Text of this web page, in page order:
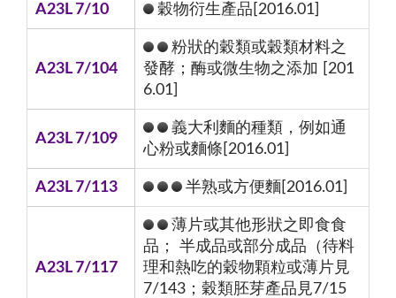
A23L 7/10 穀物衍生產品[2016.01]
A23L 7/104
粉狀的穀類或穀類材料之
發酵；酶或微生物之添加 [201
6.01]
A23L 7/109
義大利麵的種類，例如通
心粉或麵條[2016.01]
A23L 7/113 半熟或方便麵[2016.01]
A23L 7/117
薄片或其他形狀之即食食
品； 半成品或部分成品（待料
理和熱吃的穀物顆粒或薄片見
7/143；穀類胚芽產品見7/15